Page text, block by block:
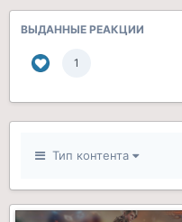
ВЫДАННЫЕ РЕАКЦИИ
1
Тип контента